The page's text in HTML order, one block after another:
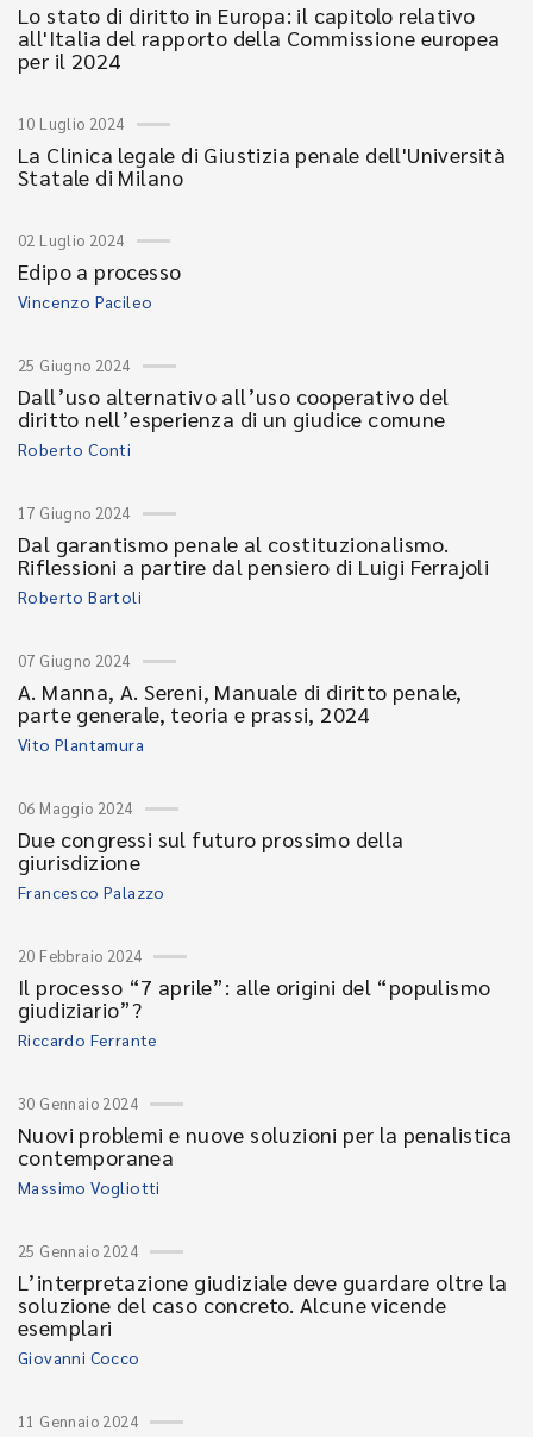
Lo stato di diritto in Europa: il capitolo relativo
all'Italia del rapporto della Commissione europea
per il 2024
10 Luglio 2024
La Clinica legale di Giustizia penale dell'Università
Statale di Milano
02 Luglio 2024
Edipo a processo
Vincenzo Pacileo
25 Giugno 2024
Dall’uso alternativo all’uso cooperativo del
diritto nell’esperienza di un giudice comune
Roberto Conti
17 Giugno 2024
Dal garantismo penale al costituzionalismo.
Riflessioni a partire dal pensiero di Luigi Ferrajoli
Roberto Bartoli
07 Giugno 2024
A. Manna, A. Sereni, Manuale di diritto penale,
parte generale, teoria e prassi, 2024
Vito Plantamura
06 Maggio 2024
Due congressi sul futuro prossimo della
giurisdizione
Francesco Palazzo
20 Febbraio 2024
Il processo “7 aprile”: alle origini del “populismo
giudiziario”?
Riccardo Ferrante
30 Gennaio 2024
Nuovi problemi e nuove soluzioni per la penalistica
contemporanea
Massimo Vogliotti
25 Gennaio 2024
L’interpretazione giudiziale deve guardare oltre la
soluzione del caso concreto. Alcune vicende
esemplari
Giovanni Cocco
11 Gennaio 2024